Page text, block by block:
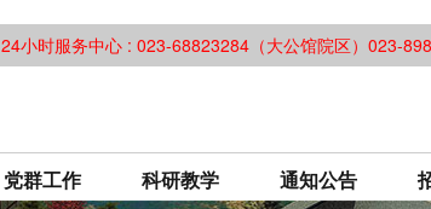
24小时服务中心 : 023-68823284（大公馆院区）023-
党群工作 科研教学 通知公告